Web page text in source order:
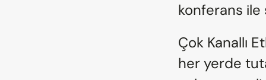
konferans ile
Çok Kanallı
her yerde